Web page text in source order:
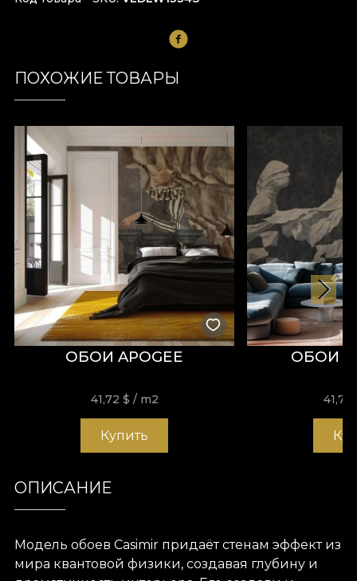
ПОХОЖИЕ ТОВАРЫ
ОБОИ APOGEE
41,72 $ / m2
Купить
ОБОИ
41,72
ОПИСАНИЕ
Модель обоев Casimir придаёт стенам эффект из
мира квантовой физики, создавая глубину и